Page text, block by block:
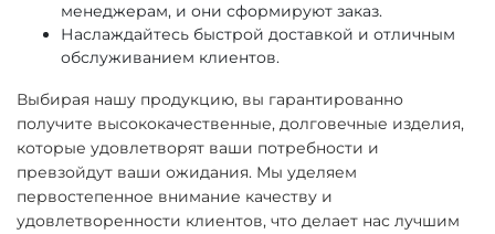
менеджерам, и они сформируют заказ.
Наслаждайтесь быстрой доставкой и отличным
обслуживанием клиентов.
Выбирая нашу продукцию, вы гарантированно
получите высококачественные, долговечные изделия,
которые удовлетворят ваши потребности и
превзойдут ваши ожидания. Мы уделяем
первостепенное внимание качеству и
удовлетворенности клиентов, что делает нас лучшим